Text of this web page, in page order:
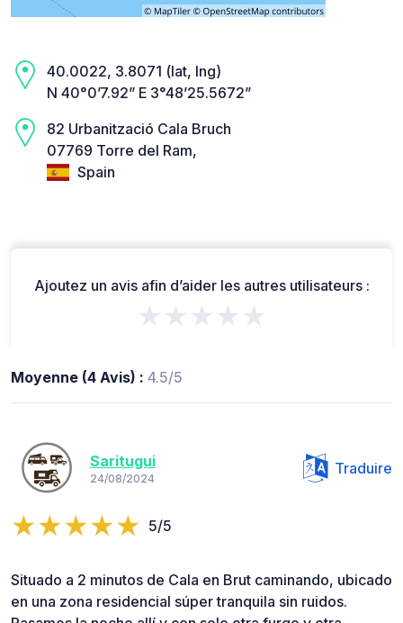
40.0022, 3.8071 (lat, lng)
N 40°0’7.92” E 3°48’25.5672”
82 Urbanització Cala Bruch
07769 Torre del Ram,
Spain
Ajoutez un avis afin d’aider les autres utilisateurs :
★★★★★
Moyenne (4 Avis) : 4.5/5
Saritugui
24/08/2024
Traduire
5/5
Situado a 2 minutos de Cala en Brut caminando, ubicado
en una zona residencial súper tranquila sin ruidos.